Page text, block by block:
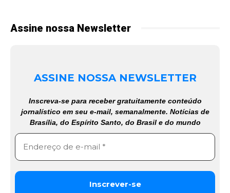
Assine nossa Newsletter
ASSINE NOSSA NEWSLETTER
Inscreva-se para receber gratuitamente conteúdo
jornalístico em seu e-mail, semanalmente. Notícias de
Brasília, do Espírito Santo, do Brasil e do mundo